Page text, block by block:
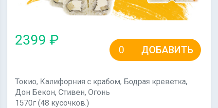
2399 ₽
ДОБАВИТЬ
Токио, Калифорния с крабом, Бодрая креветка,
Дон Бекон, Стивен, Огонь
1570г (48 кусочков.)